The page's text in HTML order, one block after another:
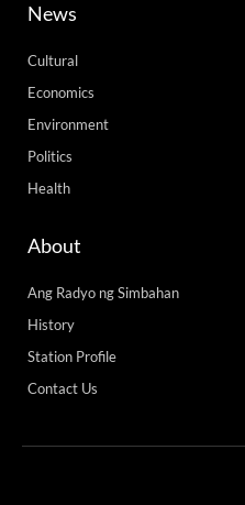
News
Cultural
Economics
Environment
Politics
Health
About
Ang Radyo ng Simbahan
History
Station Profile
Contact Us